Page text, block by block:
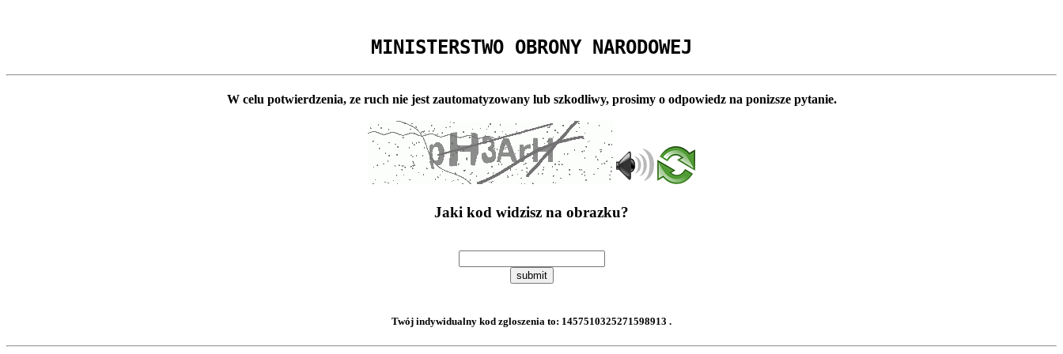
MINISTERSTWO OBRONY NARODOWEJ
W celu potwierdzenia, ze ruch nie jest zautomatyzowany lub szkodliwy, prosimy o odpowiedz na ponizsze pytanie.
Jaki kod widzisz na obrazku?
submit
Twój indywidualny kod zgloszenia to: 1457510325271598913 .